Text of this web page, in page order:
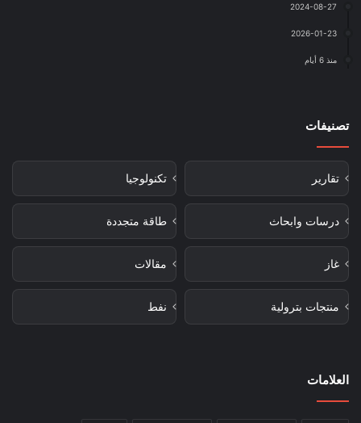
2024-08-27
2026-01-23
منذ 6 أيام
تصنيفات
تقارير تكنولوجيا
درسات وابحاث طاقة متجددة
غاز مقالات
منتجات بترولية نفط
العلامات